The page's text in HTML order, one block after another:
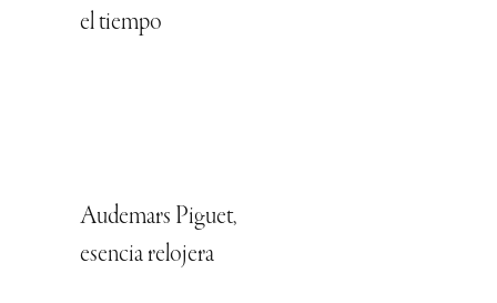
el tiempo
Audemars Piguet,
esencia relojera